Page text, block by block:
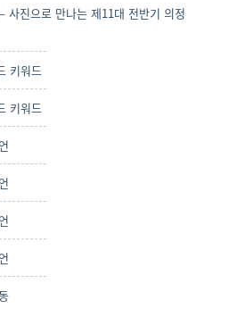
사진으로 만나는 제11대 전반기 의정
키워드
키워드